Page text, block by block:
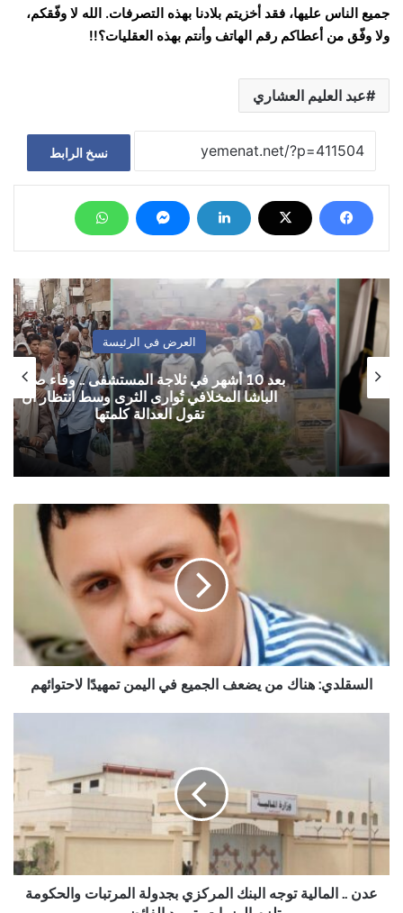
جميع الناس عليها، فقد أخزيتم بلادنا بهذه التصرفات. الله لا وفّقكم،
ولا وفّق من أعطاكم رقم الهاتف وأنتم بهذه العقليات؟!!
عبد العليم العشاري
نسخ الرابط
العرض في الرئيسة
بعد 10 أشهر في ثلاجة المستشفى .. وفاء صدام
الباشا المخلافي تُوارى الثرى وسط انتظار ان
تقول العدالة كلمتها
هناك
تمهيدًا
لاحتوائهم
السقلدي: هناك من يضعف الجميع في اليمن تمهيدًا لاحتوائهم
توجه
المركزي
بجدولة
والحكومة
تلزمعدن .. المالية توجه البنك المركزي بجدولة المرتبات والحكومة